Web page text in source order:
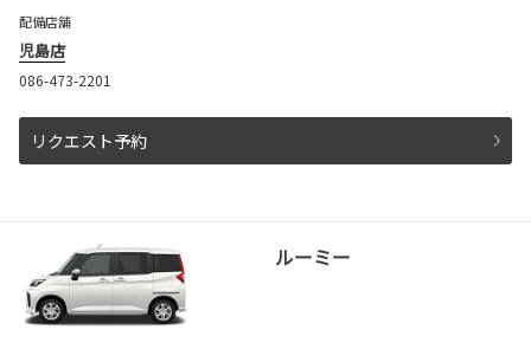
配備店舗
児島店
086-473-2201
リクエスト予約
ルーミー